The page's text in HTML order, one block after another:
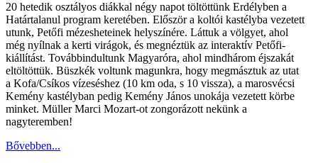
20 hetedik osztályos diákkal négy napot töltöttünk Erdélyben a
Határtalanul program keretében. Először a koltói kastélyba vezetett
utunk, Petőfi mézesheteinek helyszínére. Láttuk a völgyet, ahol
még nyílnak a kerti virágok, és megnéztük az interaktív Petőfi-
kiállítást. Továbbindultunk Magyaróra, ahol mindhárom éjszakát
eltöltöttük. Büszkék voltunk magunkra, hogy megmásztuk az utat
a Kofa/Csíkos vízeséshez (10 km oda, s 10 vissza), a marosvécsi
Kemény kastélyban pedig Kemény János unokája vezetett körbe
minket. Müller Marci Mozart-ot zongorázott nekünk a
nagyteremben!
Bővebben...